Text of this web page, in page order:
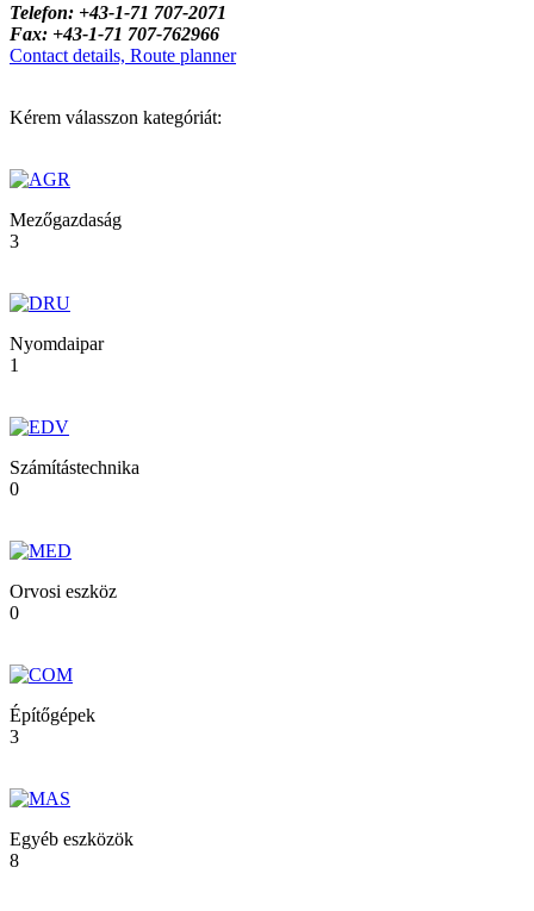
Telefon: +43-1-71 707-2071
Fax: +43-1-71 707-762966
Contact details, Route planner
Kérem válasszon kategóriát:
Mezőgazdaság
3
Nyomdaipar
1
Számítástechnika
0
Orvosi eszköz
0
Építőgépek
3
Egyéb eszközök
8